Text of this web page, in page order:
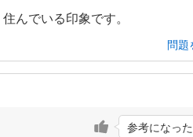
んでいる印象です。
問題
参考になった